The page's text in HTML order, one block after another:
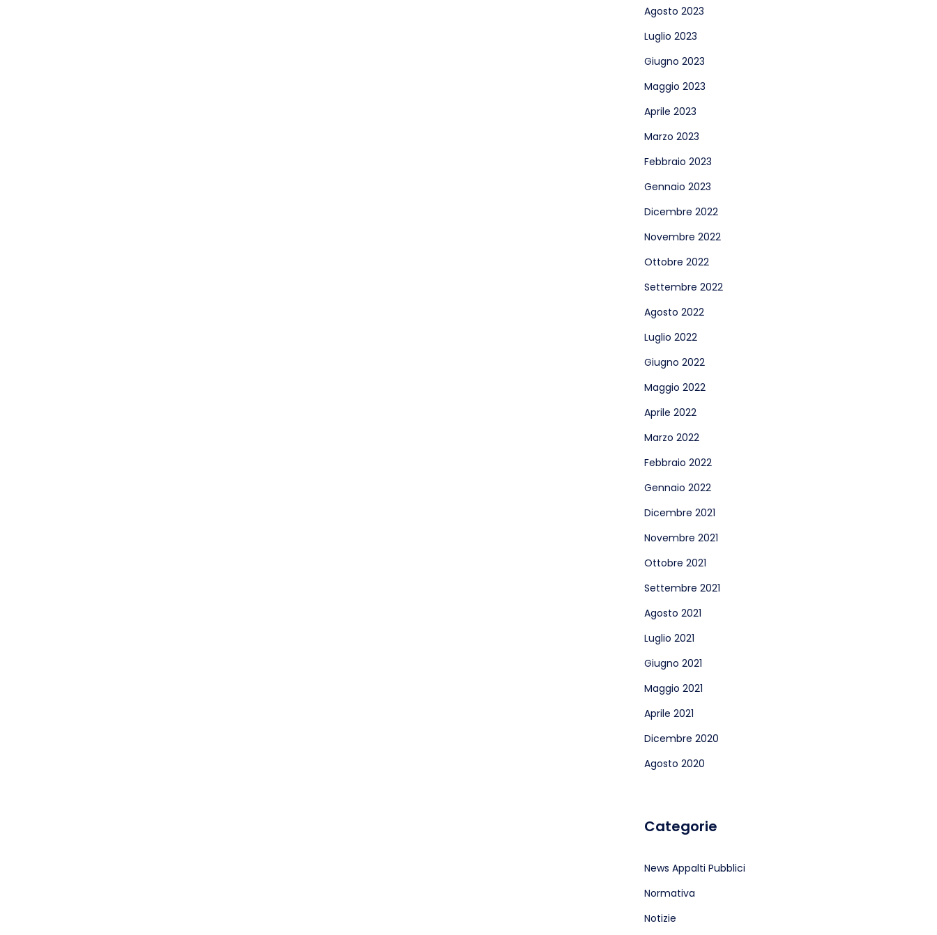
Agosto 2023
Luglio 2023
Giugno 2023
Maggio 2023
Aprile 2023
Marzo 2023
Febbraio 2023
Gennaio 2023
Dicembre 2022
Novembre 2022
Ottobre 2022
Settembre 2022
Agosto 2022
Luglio 2022
Giugno 2022
Maggio 2022
Aprile 2022
Marzo 2022
Febbraio 2022
Gennaio 2022
Dicembre 2021
Novembre 2021
Ottobre 2021
Settembre 2021
Agosto 2021
Luglio 2021
Giugno 2021
Maggio 2021
Aprile 2021
Dicembre 2020
Agosto 2020
Categorie
News Appalti Pubblici
Normativa
Notizie